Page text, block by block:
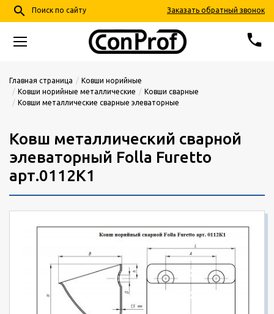
search Поиск по сайту Заказать обратный звонок
phone
+7 (4852)68-24-57
info@conprof.ru
Главная страница
Ковши норийные
Ковши норийные металлические
Ковши сварные
Ковши металлические сварные элеваторные
Ковш металлический сварной
элеваторный Folla Furetto
арт.0112К1